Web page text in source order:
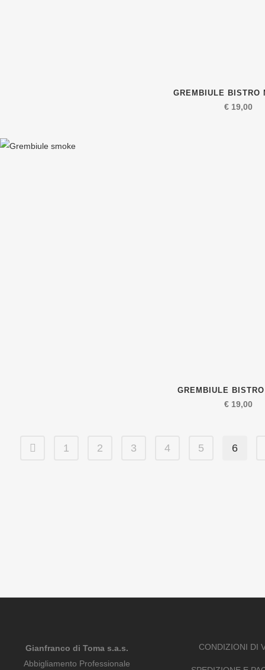
GREMBIULE BISTRO
€19,00
GREMBIULE
€19,00
1 2 3 4 5 6
Gianfranco di Toma s.a.s.
Abbigliamento Professionale
CONDIZIONI DI